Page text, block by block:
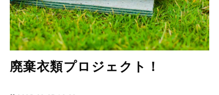
廃棄衣類プロジェクト！